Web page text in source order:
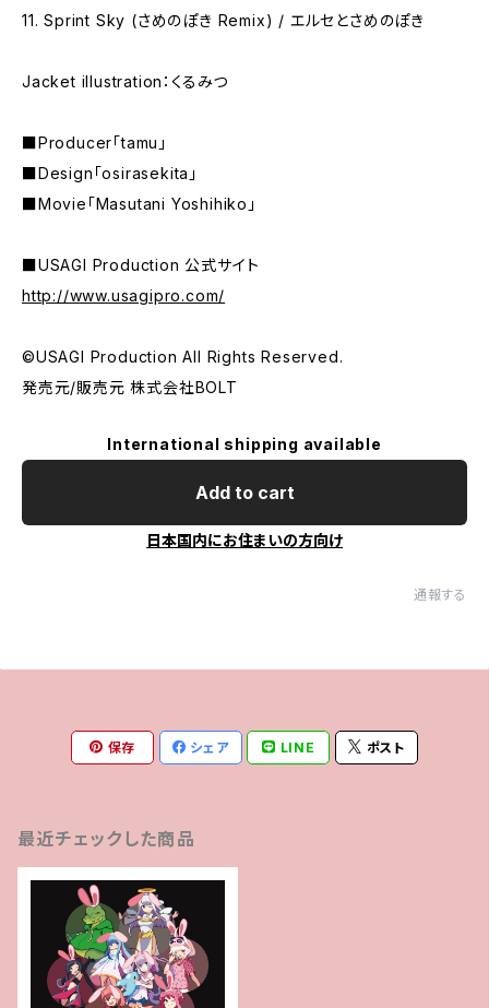
11. Sprint Sky (さめのぽき Remix) / エルセとさめのぽき
Jacket illustration：くるみつ
■Producer「tamu」
■Design「osirasekita」
■Movie「Masutani Yoshihiko」
■USAGI Production 公式サイト
http://www.usagipro.com/
©USAGI Production All Rights Reserved.
発売元/販売元 株式会社BOLT
International shipping available
Add to cart
日本国内にお住まいの方向け
通報する
保存 シェア LINE ポスト
最近チェックした商品